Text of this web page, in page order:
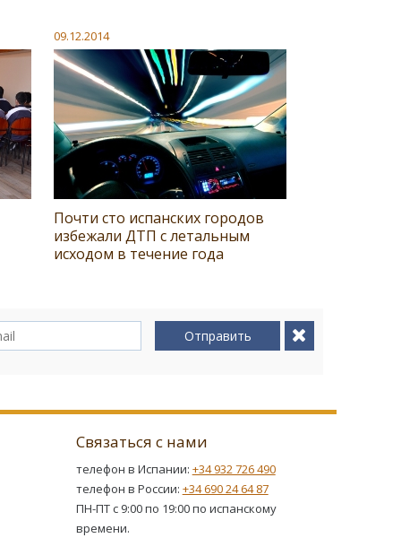
09.12.2014
Почти сто испанских городов
избежали ДТП с летальным
исходом в течение года
Отправить
Связаться с нами
телефон в Испании: +34 932 726 490
телефон в России: +34 690 24 64 87
ПН-ПТ с 9:00 по 19:00 по испанскому
времени.